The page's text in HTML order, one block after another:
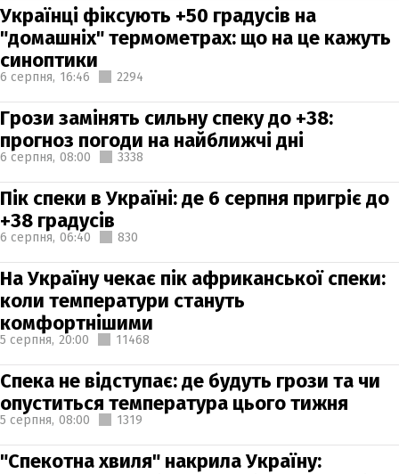
Українці фіксують +50 градусів на
"домашніх" термометрах: що на це кажуть
синоптики
6 серпня, 16:46 2294
Грози замінять сильну спеку до +38:
прогноз погоди на найближчі дні
6 серпня, 08:00 3338
Пік спеки в Україні: де 6 серпня пригріє до
+38 градусів
6 серпня, 06:40 830
На Україну чекає пік африканської спеки:
коли температури стануть
комфортнішими
5 серпня, 20:00 11468
Спека не відступає: де будуть грози та чи
опуститься температура цього тижня
5 серпня, 08:00 1319
"Спекотна хвиля" накрила Україну: